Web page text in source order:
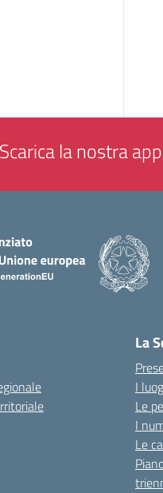
Scarica la nostra
La
I
Le
I
Le